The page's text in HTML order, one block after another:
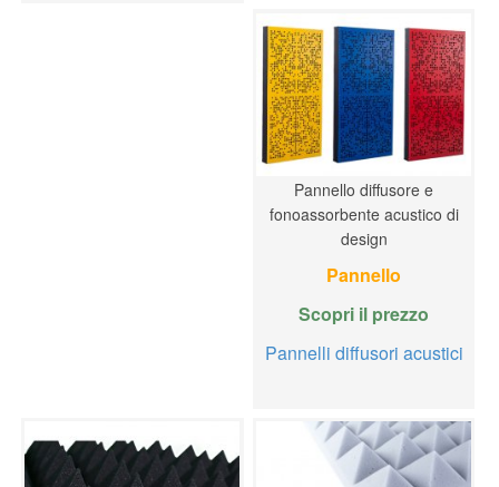
Pannello diffusore e
fonoassorbente acustico di
design
Pannello
Scopri il prezzo
Pannelli diffusori acustici